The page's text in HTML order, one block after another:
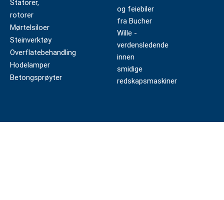
Statorer,
rotorer
Mørtelsiloer
Steinverktøy
Overflatebehandling
Hodelamper
Betongsprøyter
og feiebiler
fra Bucher
Wille -
verdensledende
innen
smidige
redskapsmaskiner